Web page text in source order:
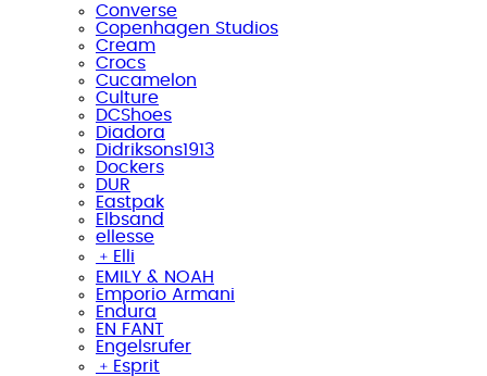
Converse
Copenhagen Studios
Cream
Crocs
Cucamelon
Culture
DCShoes
Diadora
Didriksons1913
Dockers
DUR
Eastpak
Elbsand
ellesse
﹢ Elli
EMILY & NOAH
Emporio Armani
Endura
EN FANT
Engelsrufer
﹢ Esprit